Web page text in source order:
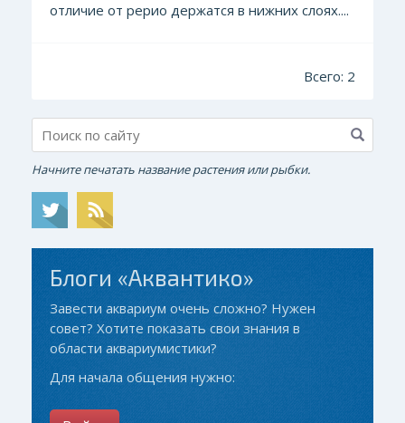
отличие от рерио держатся в нижних слоях....
Всего: 2
Начните печатать название растения или рыбки.
Блоги «Аквантико»
Завести аквариум очень сложно? Нужен
совет? Хотите показать свои знания в
области аквариумистики?
Для начала общения нужно: